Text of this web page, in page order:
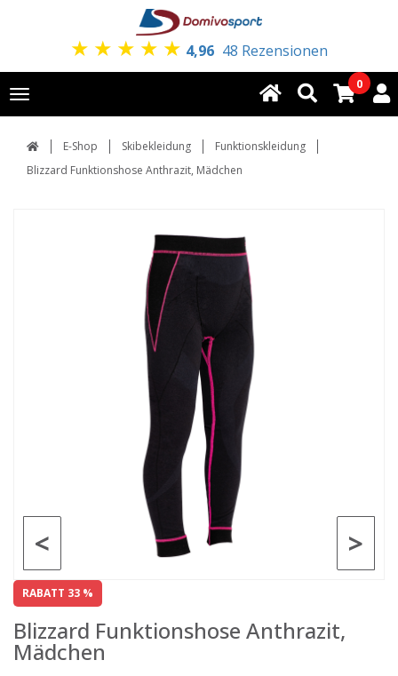
★ ★ ★ ★ ★ 4,96 48 Rezensionen
Toggle
navigation
0
E-Shop Skibekleidung
Funktionskleidung
Blizzard Funktionshose Anthrazit, Mädchen
>
<
RABATT 33 %
Blizzard Funktionshose Anthrazit,
Mädchen